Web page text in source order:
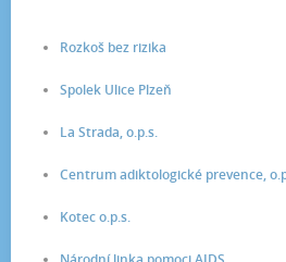
Rozkoš bez rizika
Spolek Ulice Plzeň
La Strada, o.p.s.
Centrum adiktologické prevence,
Kotec o.p.s.